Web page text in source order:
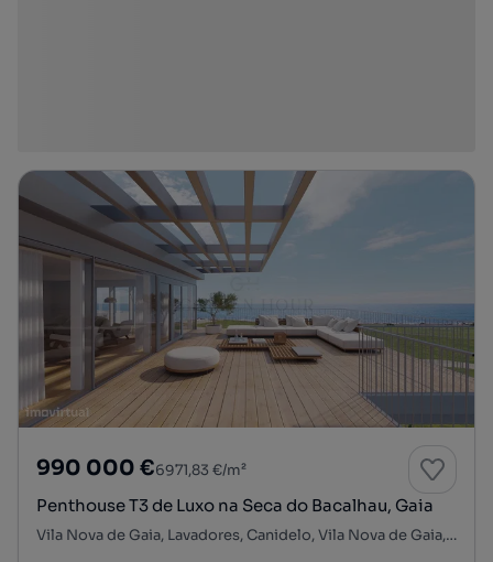
990 000 €6971,83 €/m²
Penthouse T3 de Luxo na Seca do Bacalhau, Gaia
Vila Nova de Gaia, Lavadores, Canidelo, Vila Nova de Gaia, Porto